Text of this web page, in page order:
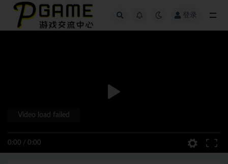
登录
0:00 / 0:00
Video load failed
全部